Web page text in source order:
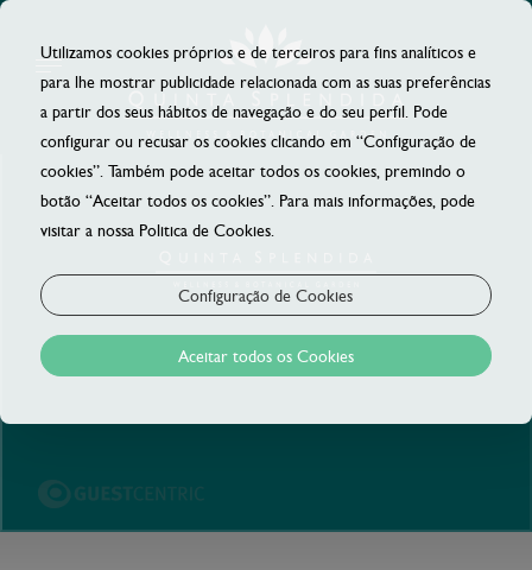
Utilizamos cookies próprios e de terceiros para fins analíticos e
para lhe mostrar publicidade relacionada com as suas preferências
a partir dos seus hábitos de navegação e do seu perfil. Pode
configurar ou recusar os cookies clicando em “Configuração de
cookies”. Também pode aceitar todos os cookies, premindo o
botão “Aceitar todos os cookies”. Para mais informações, pode
visitar a nossa Politica de Cookies.
Configuração de Cookies
Aceitar todos os Cookies